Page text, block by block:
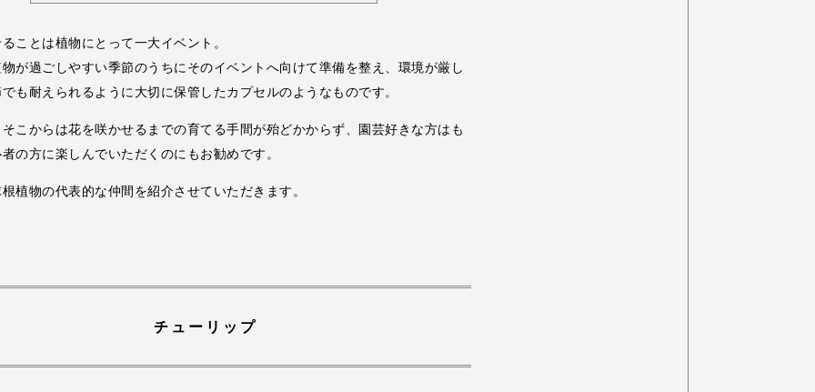
ことは植物にとって一大イベント。
が過ごしやすい季節のうちにそのイベントへ向けて準備を整え、環境が厳し
も耐えられるように大切に保管したカプセルのようなものです。
こからは花を咲かせるまでの育てる手間が殆どかからず、園芸好きな方はも
の方に楽しんでいただくのにもお勧めです。
植物の代表的な仲間を紹介させていただきます。
チューリップ